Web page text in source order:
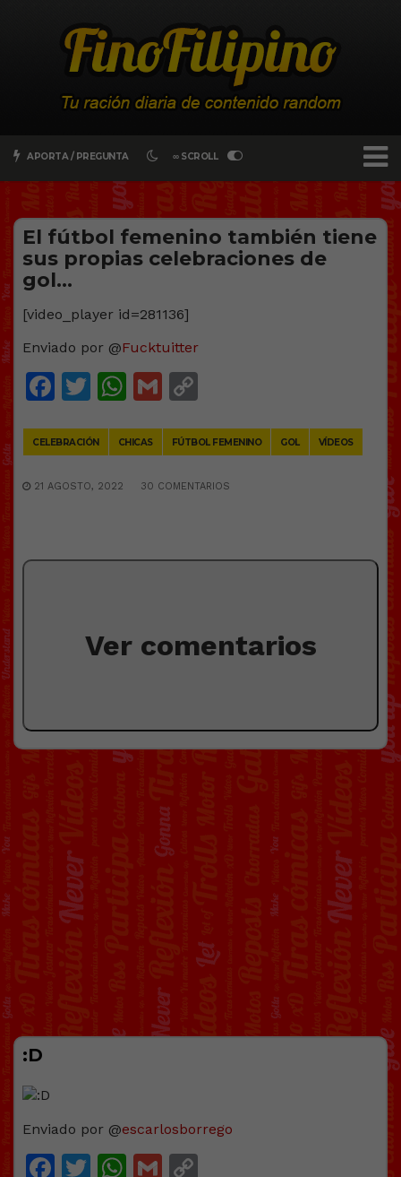
APORTA / PREGUNTA ∞ SCROLL
El fútbol femenino también tiene
sus propias celebraciones de
gol…
[video_player id=281136]
Enviado por @Fucktuitter
Facebook
Twitter
WhatsApp
Gmail
CELEBRACIÓN CHICAS FÚTBOL FEMENINO GOL VÍDEOS
21 AGOSTO, 2022 30 COMENTARIOS
Ver comentarios
:D
Enviado por @escarlosborrego
Facebook
Twitter
WhatsApp
Gmail